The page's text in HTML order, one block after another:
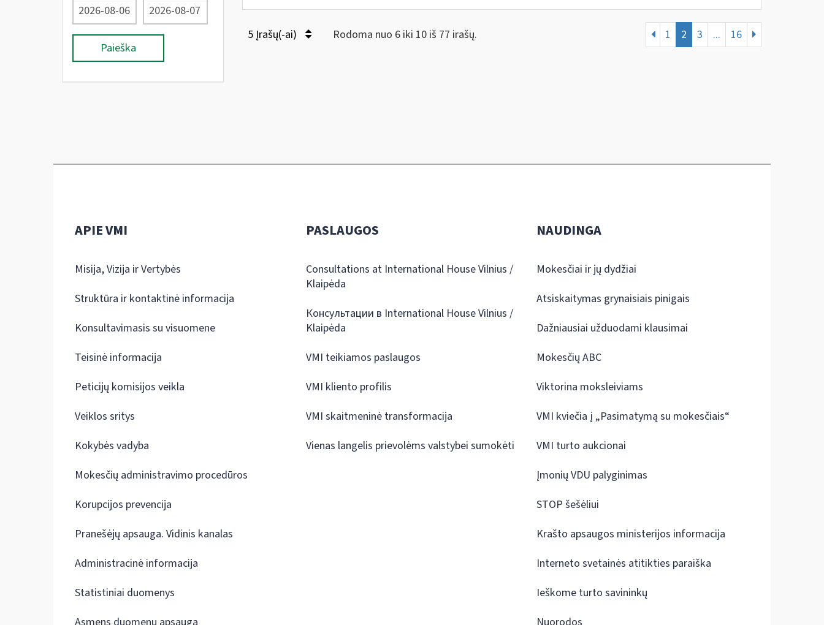
Paieška
5 Įrašų(-ai) Rodoma nuo 6 iki 10 iš 77 irašų. 1 2 3 ... 16
APIE VMI
Misija, Vizija ir Vertybės
Struktūra ir kontaktinė informacija
Konsultavimasis su visuomene
Teisinė informacija
Peticijų komisijos veikla
Veiklos sritys
Kokybės vadyba
Mokesčių administravimo procedūros
Korupcijos prevencija
Pranešėjų apsauga. Vidinis kanalas
Administracinė informacija
Statistiniai duomenys
Asmens duomenų apsauga
PASLAUGOS
Consultations at International House Vilnius /
Klaipėda
Консультации в International House Vilnius /
Klaipėda
VMI teikiamos paslaugos
VMI kliento profilis
VMI skaitmeninė transformacija
Vienas langelis prievolėms valstybei sumokėti
NAUDINGA
Mokesčiai ir jų dydžiai
Atsiskaitymas grynaisiais pinigais
Dažniausiai užduodami klausimai
Mokesčių ABC
Viktorina moksleiviams
VMI kviečia į „Pasimatymą su mokesčiais“
VMI turto aukcionai
Įmonių VDU palyginimas
STOP šešėliui
Krašto apsaugos ministerijos informacija
Interneto svetainės atitikties paraiška
Ieškome turto savininkų
Nuorodos